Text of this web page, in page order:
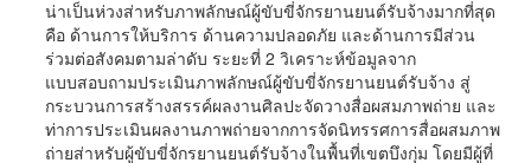
น่าเป็นห่วงส่าหรับภาพลักษณ์ผู้ขับขี่จักรยานยนต์รับจ้างมากที่สุด
คือ ด้านการให้บริการ ด้านความปลอดภัย และด้านการมีส่วน
ร่วมต่อสังคมตามล่าดับ ระยะที่ 2 วิเคราะห์ข้อมูลจาก
แบบสอบถามประเมินภาพลักษณ์ผู้ขับขี่จักรยานยนต์รับจ้าง สู่
กระบวนการสร้างสรรค์ผลงานศิลปะจัดวางสื่อผสมภาพถ่าย และ
ท่าการประเมินผลงานภาพถ่ายจากการจัดนิทรรศการสื่อผสมภาพ
ถ่ายส่าหรับผู้ขับขี่จักรยานยนต์รับจ้างในพื้นที่เขตบึงกุ่ม โดยมีผู้ที่